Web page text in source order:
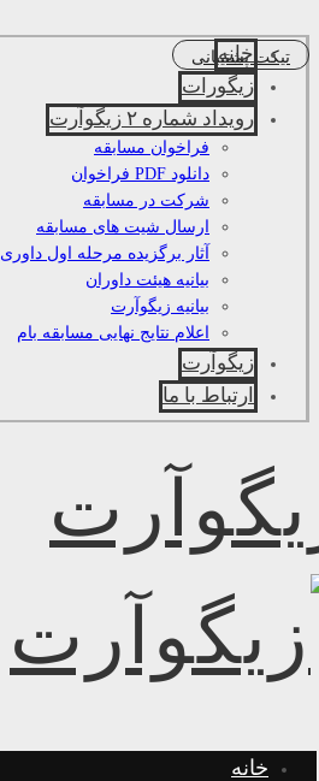
تیکت پشتیبانی
خانه
زیگورات
رویداد شماره ۲ زیگوآرت
فراخوان مسابقه
دانلود PDF فراخوان
شرکت در مسابقه
ارسال شیت های مسابقه
آثار برگزیده مرحله اول داوری
بیانیه هیئت داوران
بیانیه زیگوآرت
اعلام نتایج نهایی مسابقه بام
زیگوآرت
ارتباط با ما
خانه